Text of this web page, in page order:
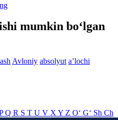
mumkin bo‘lgan
Avloniy absolyut aʼlochi
Q R S T U V X Y Z O‘ G‘ Sh Ch